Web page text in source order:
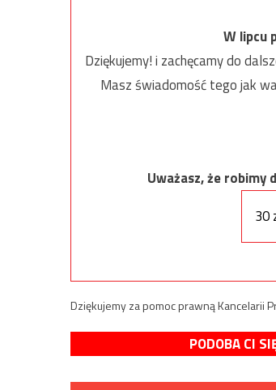
W lipcu
Dziękujemy! i zachęcamy do
Masz świadomość tego jak
Uważasz, że robimy
30
Dziękujemy za pomoc prawną Kancelarii
PODOBA CI